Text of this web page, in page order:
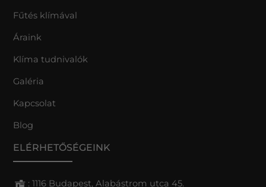
Fűtés klímával
Áraink
Klíma tudnivalók
Galéria
Kapcsolat
Blog
ELÉRHETŐSÉGEINK
: 1116 Budapest, Alabástrom utca 45.